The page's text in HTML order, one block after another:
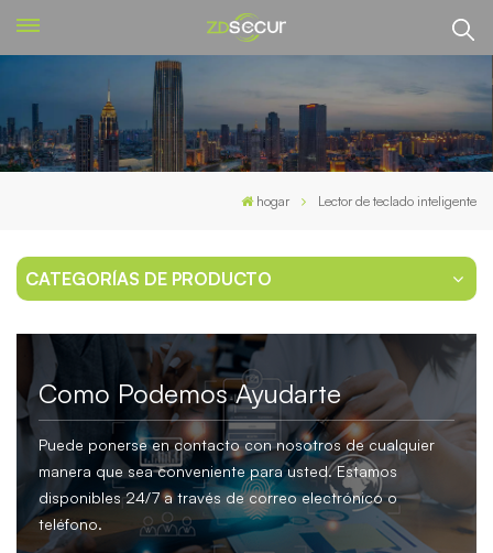
hogar Lector de teclado inteligente
CATEGORÍAS DE PRODUCTO
Como Podemos Ayudarte
Puede ponerse en contacto con nosotros de cualquier
manera que sea conveniente para usted. Estamos
disponibles 24/7 a través de correo electrónico o
teléfono.